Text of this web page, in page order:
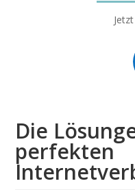
Die
perfekten